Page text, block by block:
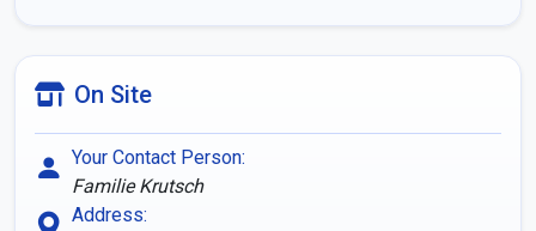
On Site
Your Contact Person:
Familie Krutsch
Address: